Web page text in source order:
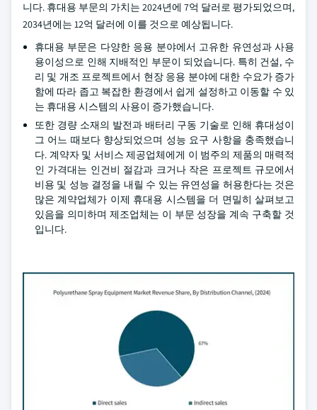
니다. 휴대용 부문의 가치는 2024년에 7억 달러로 평가되었으며,
2034년에는 12억 달러에 이를 것으로 예상됩니다.
휴대용 부문은 다양한 응용 분야에서 고유한 유연성과 사용
용이성으로 인해 지배적인 부문이 되었습니다. 특히 건설, 수
리 및 개조 프로젝트에서 현장 응용 분야에 대한 수요가 증가
함에 따라 좁고 복잡한 환경에서 쉽게 설정하고 이동할 수 있
는 휴대용 시스템의 사용이 증가했습니다.
또한 경량 소재의 발전과 배터리 구동 기술로 인해 휴대성이
그 어느 때보다 향상되었으며 성능 요구 사항을 충족했습니
다. 계약자 및 서비스 제공업체에게 이 범주의 제품의 매력적
인 가격대는 인건비 절감과 크거나 작은 프로젝트 규모에서
비용 및 성능 결정을 내릴 수 있는 유연성을 허용한다는 것은
많은 계약업체가 이제 휴대용 시스템을 더 면밀히 살펴보고
있음을 의미하며 제조업체는 이 부문 성장을 계속 구축할 것
입니다.